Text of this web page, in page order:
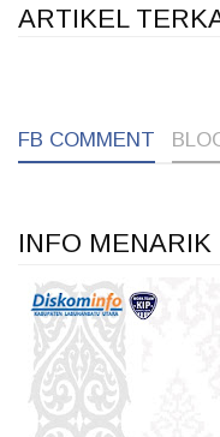
ARTIKEL
FB COMMENT
INFO MENARIK